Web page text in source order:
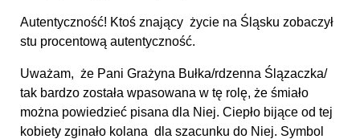
Autentyczność! Ktoś znający życie na Śląsku zobaczył
stu procentową autentyczność.
Uważam, że Pani Grażyna Bułka/rdzenna Ślązaczka/
tak bardzo została wpasowana w tę rolę, że śmiało
można powiedzieć pisana dla Niej. Ciepło bijące od tej
kobiety zginało kolana dla szacunku do Niej. Symbol